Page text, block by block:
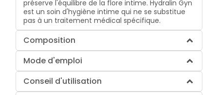
préserve l'équilibre de la flore intime. Hydralin Gyn
est un soin d'hygiène intime qui ne se substitue
pas à un traitement médical spécifique.
Composition
Mode d'emploi
Conseil d'utilisation